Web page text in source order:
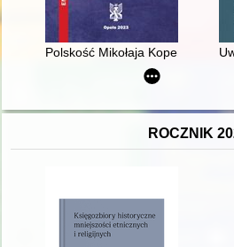
Polskość Mikołaja Kopernika z
ROCZNIK